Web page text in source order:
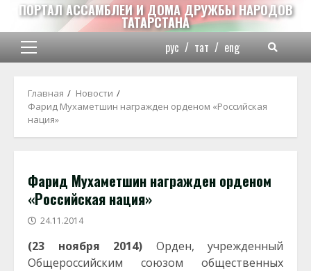
Перейти
содержимому
ПОРТАЛ АССАМБЛЕИ И ДОМА ДРУЖБЫ НАРОДОВ
ТАТАРСТАНА
Основное
рус / тат / eng
Главная
Новости
Фарид Мухаметшин награжден орденом «Российская
нация»
Фарид Мухаметшин награжден орденом
«Российская нация»
24.11.2014
(23 ноября 2014) Орден, учрежденный
Общероссийским союзом общественных